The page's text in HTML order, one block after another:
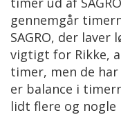
gennemgår
SAGRO, der
vigtigt for Rikke,
timer, men de
er balance i
lidt flere og